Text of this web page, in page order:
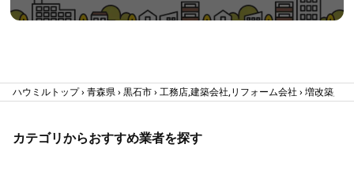
ハウミルトップ 青森県 黒石市 工務店,建築会社,リフォーム会社 増改築,全
カテゴリからおすすめ業者を探す